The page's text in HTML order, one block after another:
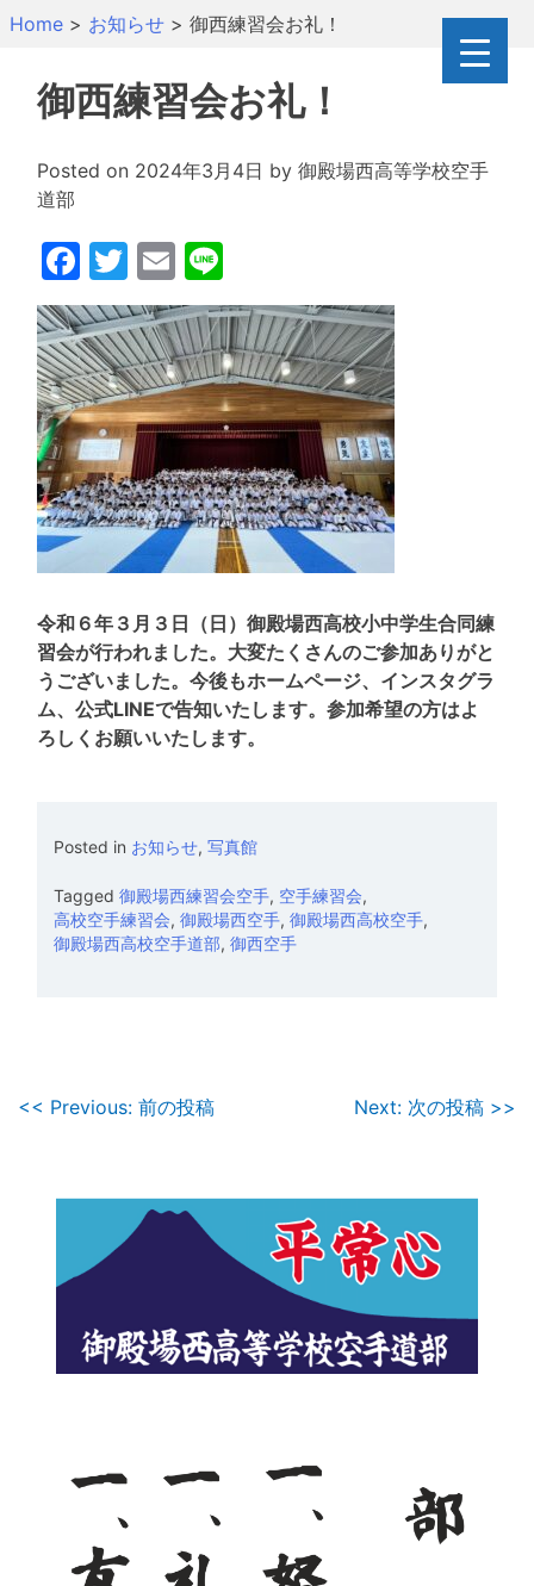
SkipHome > お知らせ > 御西練習会お礼！
御西練習会お礼！
Posted on 2024年3月4日 by 御殿場西高等学校空手
道部
Facebook
Twitter
Email
令和６年３月３日（日）御殿場西高校小中学生合同練
習会が行われました。大変たくさんのご参加ありがと
うございました。今後もホームページ、インスタグラ
ム、公式LINEで告知いたします。参加希望の方はよ
ろしくお願いいたします。
Posted in お知らせ, 写真館
Tagged 御殿場西練習会空手, 空手練習会,
高校空手練習会, 御殿場西空手, 御殿場西高校空手,
御殿場西高校空手道部, 御西空手
投
<< Previous: 前の投稿 Next: 次の投稿 >>